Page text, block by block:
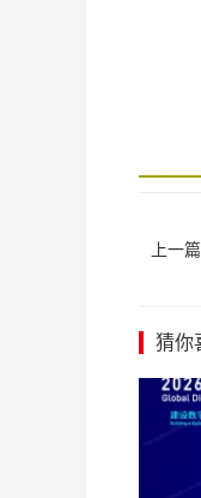
上一篇
猜你